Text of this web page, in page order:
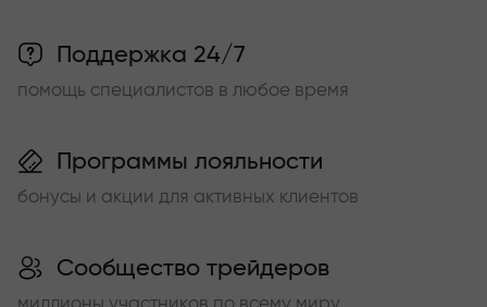
Поддержка 24/7
помощь специалистов в любое время
Программы лояльности
бонусы и акции для активных клиентов
Сообщество трейдеров
миллионы участников по всему миру